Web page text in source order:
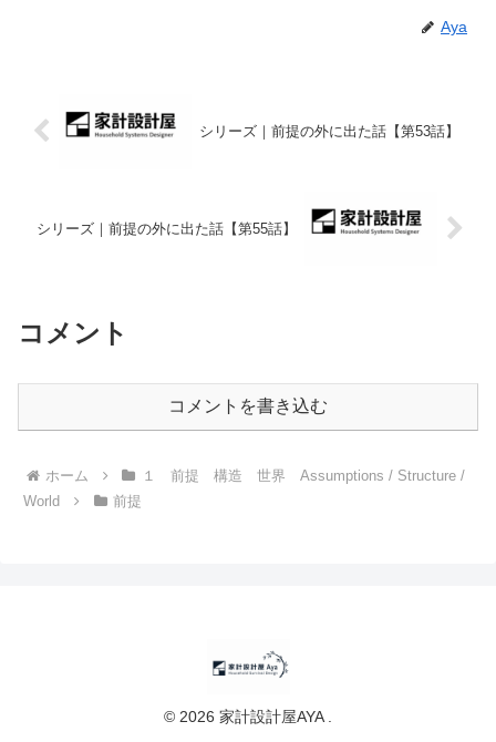
Aya
シリーズ｜前提の外に出た話【第53話】
シリーズ｜前提の外に出た話【第55話】
コメント
コメントを書き込む
ホーム
１ 前提 構造 世界 Assumptions / Structure /
World
前提
© 2026 家計設計屋AYA .